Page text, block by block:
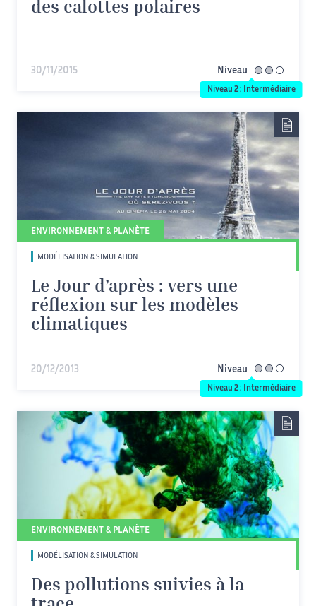
des calottes polaires
30/11/2015 Niveau intermédiaire
Niveau 2 : Intermédiaire
ENVIRONNEMENT & PLANÈTE
MODÉLISATION & SIMULATION
Le Jour d’après : vers une
réflexion sur les modèles
climatiques
20/12/2013 Niveau intermédiaire
Niveau 2 : Intermédiaire
ENVIRONNEMENT & PLANÈTE
MODÉLISATION & SIMULATION
Des pollutions suivies à la